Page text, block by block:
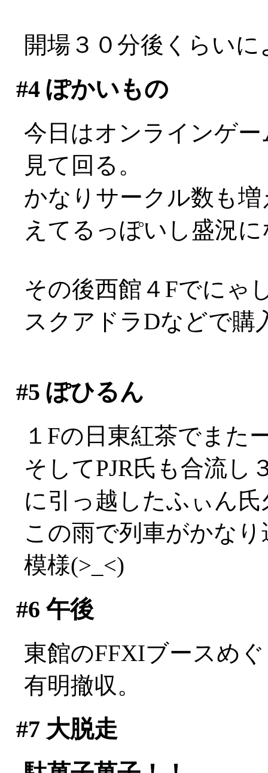
開場３０分後くらい
#4ぽかいもの
今日はオンラインゲ
見て回る。
かなりサークル数も
えてるっぽいし盛況
その後西館４Fでにゃ
スクアドラDなどで購
#5 ぽひるん
１Fの日東紅茶でまた
そしてPJR氏も合流し
に引っ越したふぃん
この雨で列車がかな
模様(>_<)
#6 午後
東館のFFXIブースめ
有明撤収。
#7 大脱走